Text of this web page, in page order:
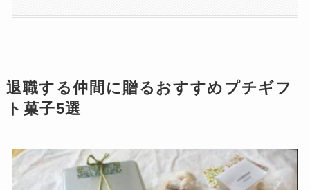
退職する仲間に贈るおすすめプチギフ
ト菓子5選